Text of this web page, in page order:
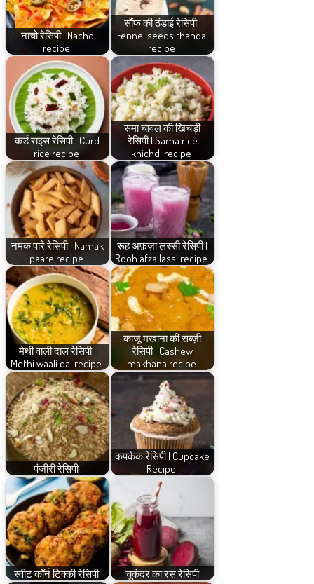
नाचो रेसिपी | Nacho
recipe
सौंफ की ठंडाई रेसिपी |
Fennel seeds thandai
recipe
कर्ड राइस रेसिपी | Curd
rice recipe
समा चावल की खिचड़ी
रेसिपी | Sama rice
khichdi recipe
नमक पारे रेसिपी | Namak
paare recipe
रूह अफ़ज़ा लस्सी रेसिपी |
Rooh afza lassi recipe
मेथी वाली दाल रेसिपी |
Methi waali dal recipe
काजू मखाना की सब्ज़ी
रेसिपी | Cashew
makhana recipe
पंजीरी रेसिपी
कपकेक रेसिपी | Cupcake
Recipe
स्वीट कॉर्न टिक्की रेसिपी चुकंदर का रस रेसिपी